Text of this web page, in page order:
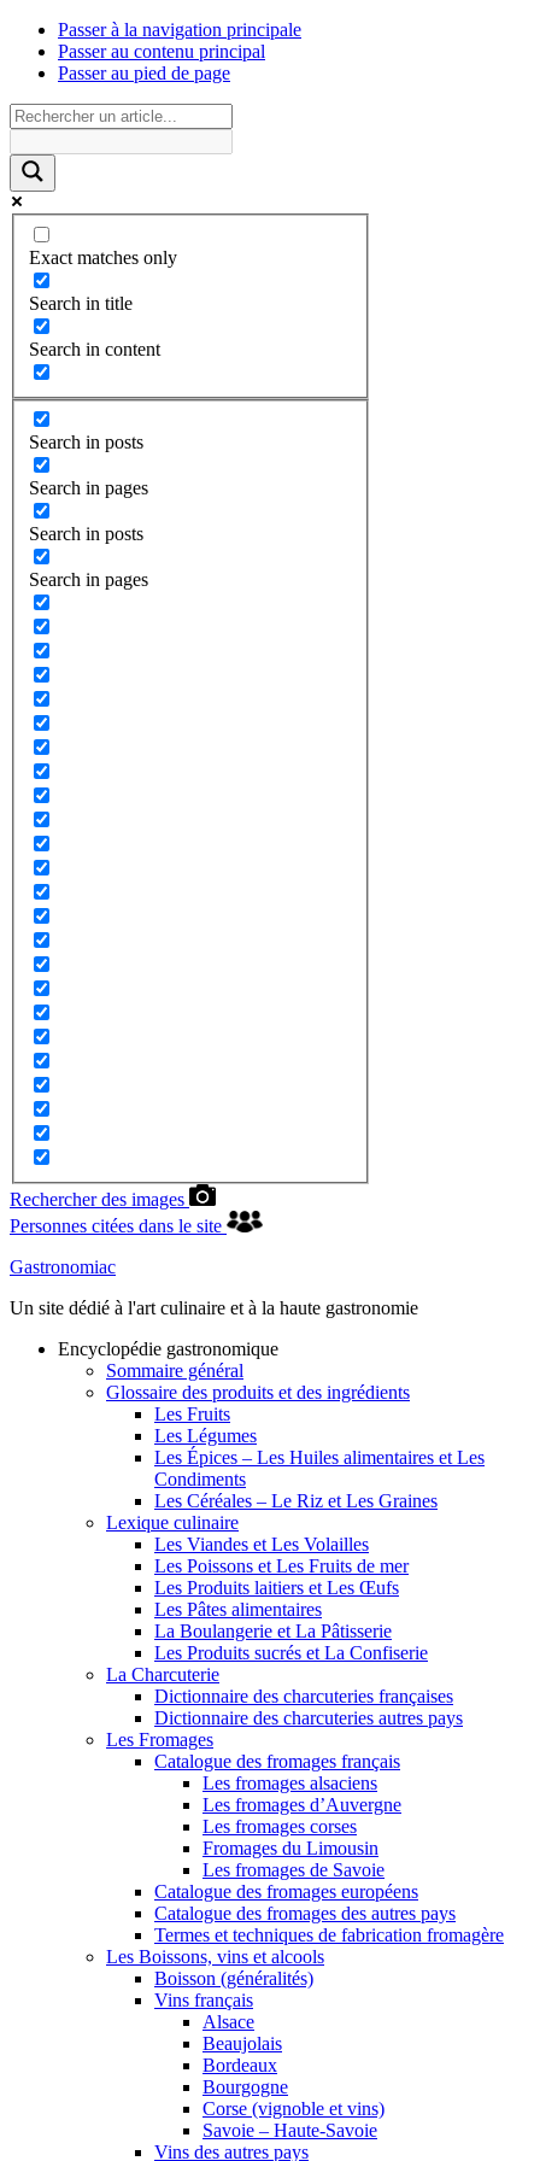
Passer à la navigation principale
Passer au contenu principal
Passer au pied de page
Exact matches only
Search in title
Search in content
Search in posts
Search in pages
Search in posts
Search in pages
Rechercher des images
Personnes citées dans le site
Gastronomiac
Un site dédié à l'art culinaire et à la haute gastronomie
Encyclopédie gastronomique
Sommaire général
Glossaire des produits et des ingrédients
Les Fruits
Les Légumes
Les Épices – Les Huiles alimentaires et Les
Condiments
Les Céréales – Le Riz et Les Graines
Lexique culinaire
Les Viandes et Les Volailles
Les Poissons et Les Fruits de mer
Les Produits laitiers et Les Œufs
Les Pâtes alimentaires
La Boulangerie et La Pâtisserie
Les Produits sucrés et La Confiserie
La Charcuterie
Dictionnaire des charcuteries françaises
Dictionnaire des charcuteries autres pays
Les Fromages
Catalogue des fromages français
Les fromages alsaciens
Les fromages d’Auvergne
Les fromages corses
Fromages du Limousin
Les fromages de Savoie
Catalogue des fromages européens
Catalogue des fromages des autres pays
Termes et techniques de fabrication fromagère
Les Boissons, vins et alcools
Boisson (généralités)
Vins français
Alsace
Beaujolais
Bordeaux
Bourgogne
Corse (vignoble et vins)
Savoie – Haute-Savoie
Vins des autres pays